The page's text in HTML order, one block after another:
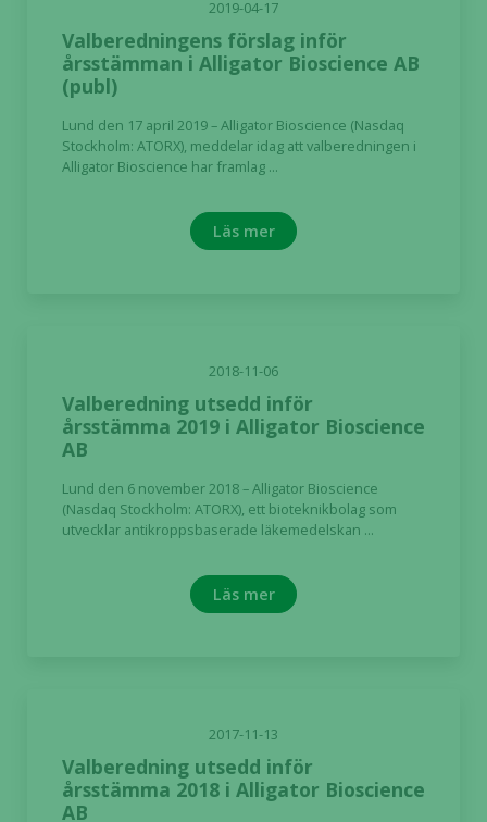
2019-04-17
Valberedningens förslag inför
årsstämman i Alligator Bioscience AB
(publ)
Lund den 17 april 2019 – Alligator Bioscience (Nasdaq
Stockholm: ATORX), meddelar idag att valberedningen i
Alligator Bioscience har framlag ...
Läs mer
2018-11-06
Valberedning utsedd inför
årsstämma 2019 i Alligator Bioscience
AB
Lund den 6 november 2018 – Alligator Bioscience
(Nasdaq Stockholm: ATORX), ett bioteknikbolag som
utvecklar antikroppsbaserade läkemedelskan ...
Läs mer
2017-11-13
Valberedning utsedd inför
årsstämma 2018 i Alligator Bioscience
AB
funktionalitet
att försvinna
hemsidan.
Genom att dela
med dig av dina
och erbjudanden.